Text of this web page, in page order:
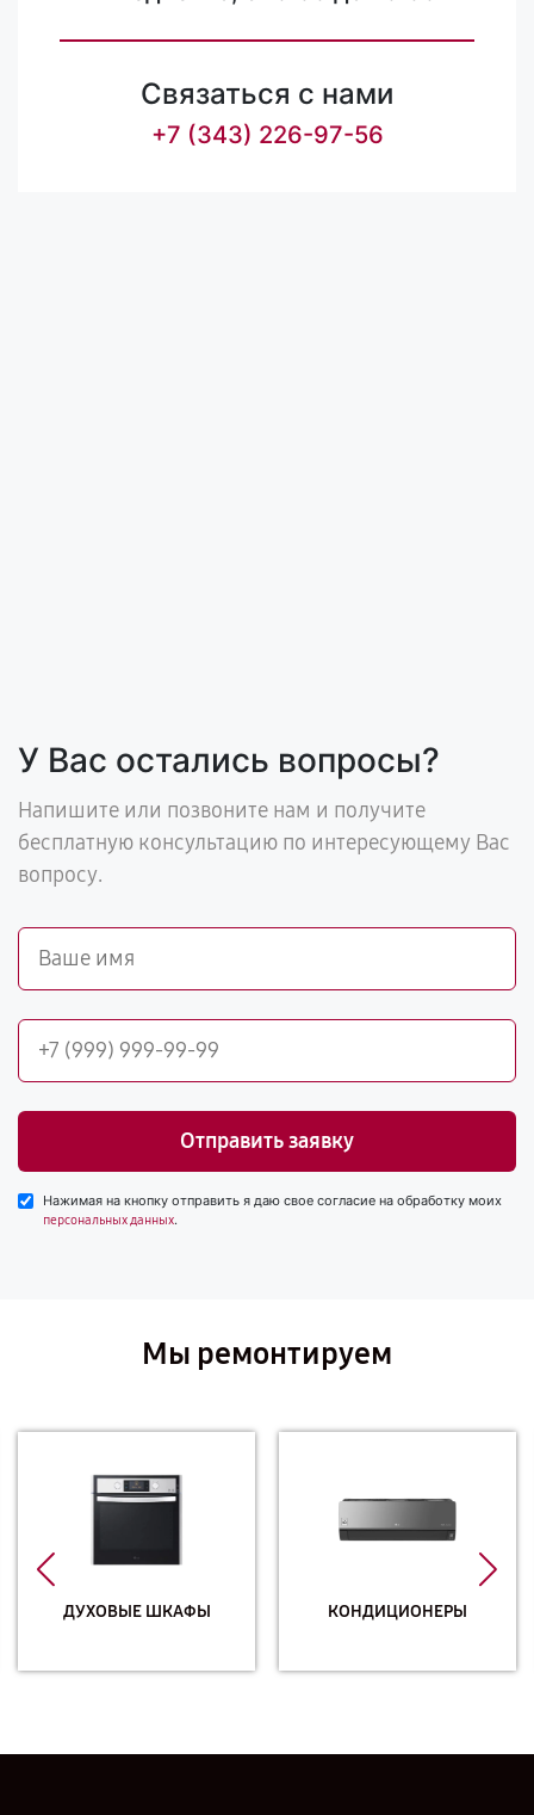
Связаться с нами
+7 (343) 226-97-56
У Вас остались вопросы?
Напишите или позвоните нам и получите
бесплатную консультацию по интересующему Вас
вопросу.
Отправить заявку
Нажимая на кнопку отправить я даю свое согласие на обработку моих
персональных данных.
Мы ремонтируем
ДУХОВЫЕ ШКАФЫ КОНДИЦИОНЕРЫ